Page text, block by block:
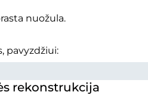
nuožula.
pavyzdžiui:
rekonstrukcija